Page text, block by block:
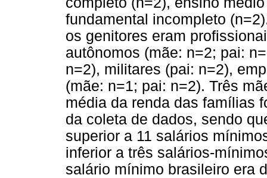
fundamental incompleto
os genitores eram
autônomos (mãe: n=2; pai:
n=2), militares (pai: n=2),
(mãe: n=1; pai: n=2). Três
média da renda das famílias
da coleta de dados, sendo
superior a 11 salários
inferior a três salários-
salário mínimo brasileiro era